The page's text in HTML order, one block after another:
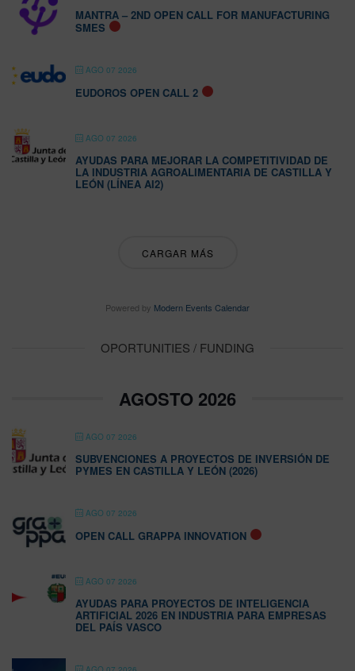
MANTRA – 2ND OPEN CALL FOR MANUFACTURING
SMES
AGO 07 2026
EUDOROS OPEN CALL 2
AGO 07 2026
AYUDAS PARA MEJORAR LA COMPETITIVIDAD DE
LA INDUSTRIA AGROALIMENTARIA DE CASTILLA Y
LEÓN (LÍNEA AI2)
CARGAR MÁS
Powered by Modern Events Calendar
OPORTUNITIES / FUNDING
AGOSTO 2026
AGO 07 2026
SUBVENCIONES A PROYECTOS DE INVERSIÓN DE
PYMES EN CASTILLA Y LEÓN (2026)
AGO 07 2026
OPEN CALL GRAPPA INNOVATION
AGO 07 2026
AYUDAS PARA PROYECTOS DE INTELIGENCIA
ARTIFICIAL 2026 EN INDUSTRIA PARA EMPRESAS
DEL PAÍS VASCO